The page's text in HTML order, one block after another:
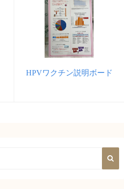
HPVワクチン説明ボード